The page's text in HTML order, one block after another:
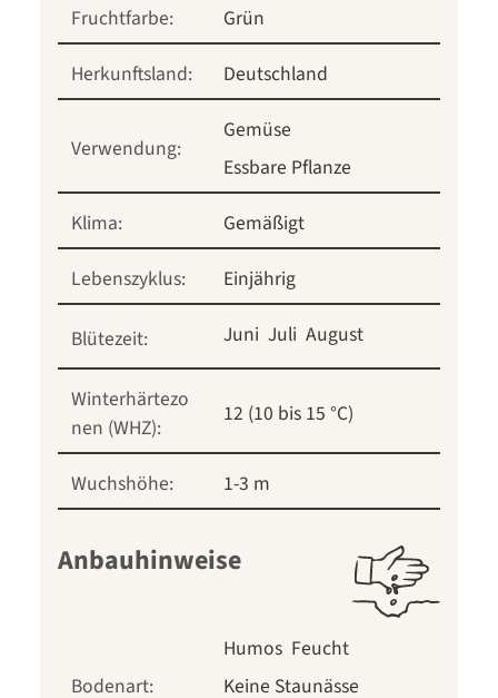
Fruchtfarbe:
Grün
Herkunftsland:
Deutschland
Verwendung:
Gemüse
Essbare Pflanze
Klima:
Gemäßigt
Lebenszyklus:
Einjährig
Blütezeit: Juni Juli August
Winterhärtezo
nen (WHZ):
12 (10 bis 15 °C)
Wuchshöhe: 1-3 m
Anbauhinweise
Bodenart:
Humos Feucht
Keine Staunässe